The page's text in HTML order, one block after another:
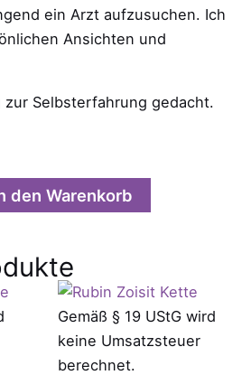
ein Arzt aufzusuchen. Ich
Ansichten und
zur Selbsterfahrung gedacht.
den Warenkorb
Gemäß § 19 UStG wird
keine Umsatzsteuer
berechnet.